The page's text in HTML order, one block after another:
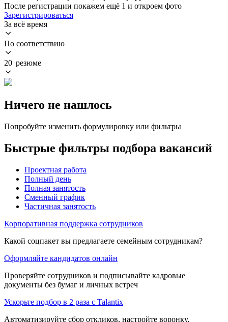
После регистрации покажем ещё 1 и откроем фото
Зарегистрироваться
За всё время
По соответствию
20 резюме
Ничего не нашлось
Попробуйте изменить формулировку или фильтры
Быстрые фильтры подбора вакансий
Проектная работа
Полный день
Полная занятость
Сменный график
Частичная занятость
Корпоративная поддержка сотрудников
Какой соцпакет вы предлагаете семейным сотрудникам?
Оформляйте кандидатов онлайн
Проверяйте сотрудников и подписывайте кадровые
документы без бумаг и личных встреч
Ускорьте подбор в 2 раза с Talantix
Автоматизируйте сбор откликов, настройте воронку,